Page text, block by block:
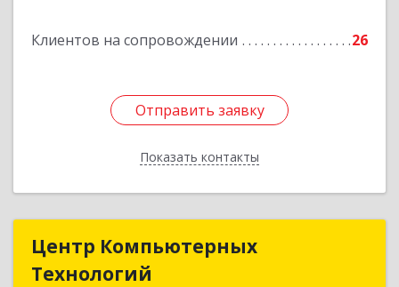
Клиентов на сопровождении 26
Отправить заявку
Показать контакты
Отправить заявку
Назад
Центр Компьютерных
Технологий
Центр Компьютерных